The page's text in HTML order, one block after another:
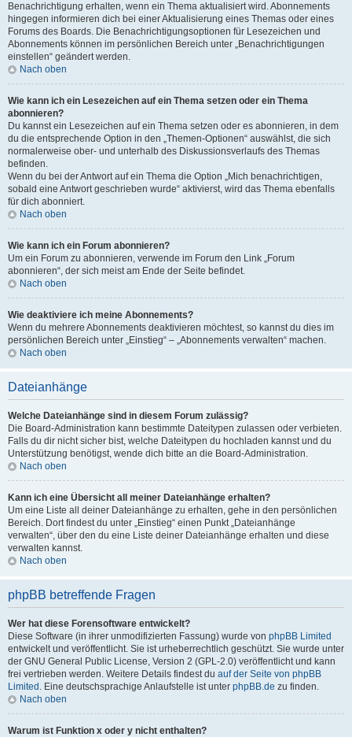
Benachrichtigung erhalten, wenn ein Thema aktualisiert wird. Abonnements
hingegen informieren dich bei einer Aktualisierung eines Themas oder eines
Forums des Boards. Die Benachrichtigungsoptionen für Lesezeichen und
Abonnements können im persönlichen Bereich unter „Benachrichtigungen
einstellen“ geändert werden.
Nach oben
Wie kann ich ein Lesezeichen auf ein Thema setzen oder ein Thema
abonnieren?
Du kannst ein Lesezeichen auf ein Thema setzen oder es abonnieren, in dem
du die entsprechende Option in den „Themen-Optionen“ auswählst, die sich
normalerweise ober- und unterhalb des Diskussionsverlaufs des Themas
befinden.
Wenn du bei der Antwort auf ein Thema die Option „Mich benachrichtigen,
sobald eine Antwort geschrieben wurde“ aktivierst, wird das Thema ebenfalls
für dich abonniert.
Nach oben
Wie kann ich ein Forum abonnieren?
Um ein Forum zu abonnieren, verwende im Forum den Link „Forum
abonnieren“, der sich meist am Ende der Seite befindet.
Nach oben
Wie deaktiviere ich meine Abonnements?
Wenn du mehrere Abonnements deaktivieren möchtest, so kannst du dies im
persönlichen Bereich unter „Einstieg“ – „Abonnements verwalten“ machen.
Nach oben
Dateianhänge
Welche Dateianhänge sind in diesem Forum zulässig?
Die Board-Administration kann bestimmte Dateitypen zulassen oder verbieten.
Falls du dir nicht sicher bist, welche Dateitypen du hochladen kannst und du
Unterstützung benötigst, wende dich bitte an die Board-Administration.
Nach oben
Kann ich eine Übersicht all meiner Dateianhänge erhalten?
Um eine Liste all deiner Dateianhänge zu erhalten, gehe in den persönlichen
Bereich. Dort findest du unter „Einstieg“ einen Punkt „Dateianhänge
verwalten“, über den du eine Liste deiner Dateianhänge erhalten und diese
verwalten kannst.
Nach oben
phpBB betreffende Fragen
Wer hat diese Forensoftware entwickelt?
Diese Software (in ihrer unmodifizierten Fassung) wurde von phpBB Limited
entwickelt und veröffentlicht. Sie ist urheberrechtlich geschützt. Sie wurde unter
der GNU General Public License, Version 2 (GPL-2.0) veröffentlicht und kann
frei vertrieben werden. Weitere Details findest du auf der Seite von phpBB
Limited . Eine deutschsprachige Anlaufstelle ist unter phpBB.de zu finden.
Nach oben
Warum ist Funktion x oder y nicht enthalten?